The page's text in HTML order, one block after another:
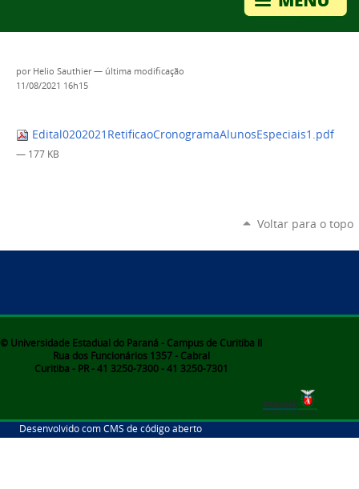
por Helio Sauthier— última modificação
11/08/2021 16h15
Edital0202021RetificaoCronogramaAlunosEspeciais1.pdf
— 177 KB
Voltar para o topo
© Universidade Estadual do Paraná - Campus de Curitiba II
Rua dos Funcionários 1357 - Cabral
Curitiba - PR - 41 3250-7300 - 41 3250-7301
Desenvolvido com CMS de código aberto